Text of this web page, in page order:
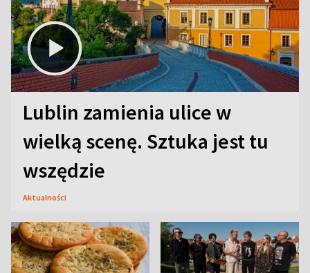
Lublin zamienia ulice w
wielką scenę. Sztuka jest tu
wszędzie
Aktualności